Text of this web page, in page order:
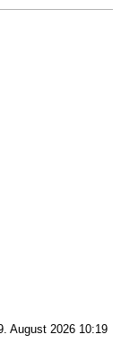
August 2026 10:19